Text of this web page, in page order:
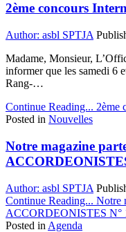
2ème concours
Author: asbl SPTJA
Madame, Monsieur,
informer que les samedi 6
Rang-…
Continue Reading... 2ème
Posted in Nouvelles
Notre magazine
Author: asbl SPTJA
Continue Reading... Notre
ACCORDEONISTES N°
Posted in Agenda